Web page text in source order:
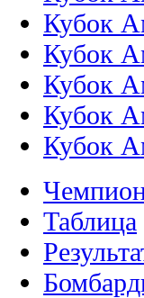
Кубок
Кубок
Кубок
Кубок
Кубок
Таблица